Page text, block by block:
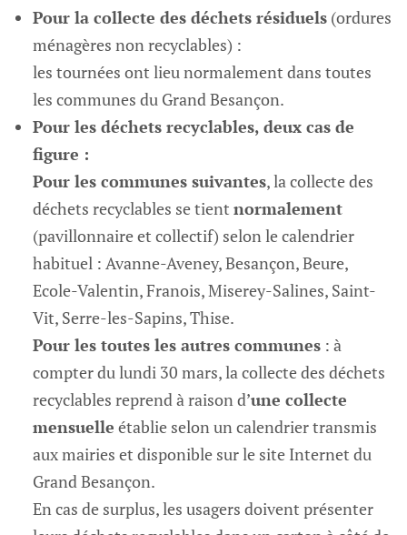
Pour la collecte des déchets résiduels(ordures
ménagères non recyclables) :
les tournées ont lieu normalement dans toutes
les communes du Grand Besançon.
Pour les déchets recyclables, deux cas de
figure :
Pour les communes suivantes, la collecte des
déchets recyclables se tient normalement
(pavillonnaire et collectif) selon le calendrier
habituel : Avanne-Aveney, Besançon, Beure,
Ecole-Valentin, Franois, Miserey-Salines, Saint-
Vit, Serre-les-Sapins, Thise.
Pour les toutes les autres communes: à
compter du lundi 30 mars, la collecte des déchets
recyclables reprend à raison d’une collecte
mensuelle établie selon un calendrier transmis
aux mairies et disponible sur le site Internet du
Grand Besançon.
En cas de surplus, les usagers doivent présenter